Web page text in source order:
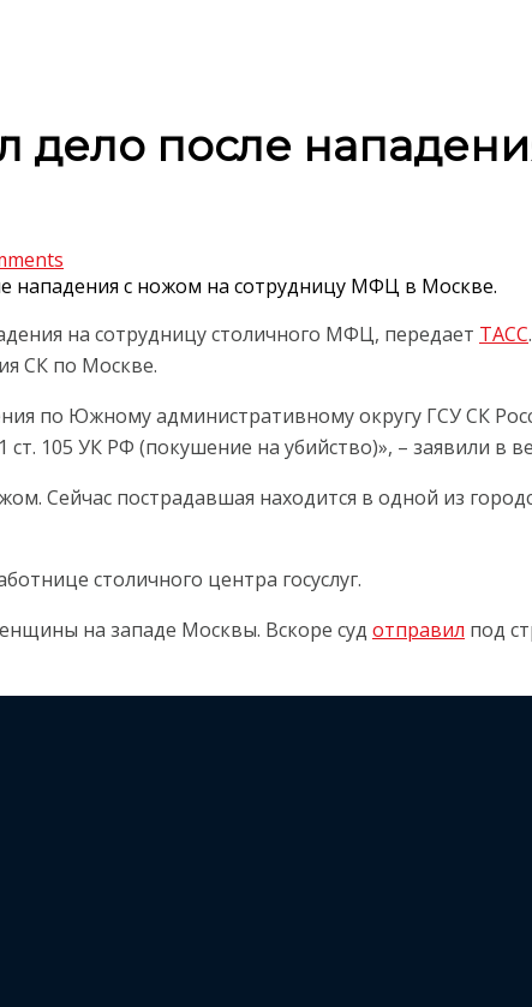
дело после
нападения с ножом на сотрудницу МФЦ в Москве.
на сотрудницу столичного МФЦ, передает ТАСС
СК по Москве.
по Южному административному округу ГСУ СК
105 УК РФ (покушение на убийство)», – заявили в
Сейчас пострадавшая находится в одной из
столичного центра госуслуг.
на западе Москвы. Вскоре суд отправил под